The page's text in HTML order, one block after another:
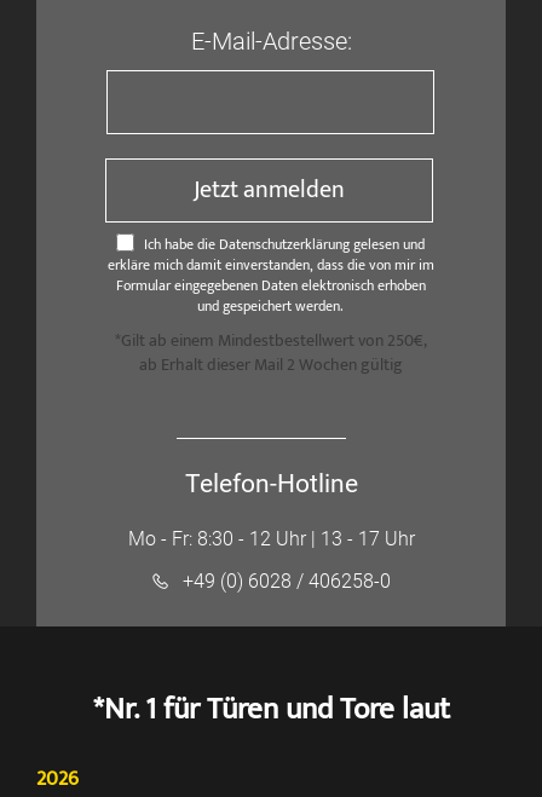
E-Mail-Adresse:
Jetzt anmelden
Ich habe die Datenschutzerklärung gelesen und
erkläre mich damit einverstanden, dass die von mir im
Formular eingegebenen Daten elektronisch erhoben
und gespeichert werden.
*Gilt ab einem Mindestbestellwert von 250€,
ab Erhalt dieser Mail 2 Wochen gültig
Telefon-Hotline
Mo - Fr: 8:30 - 12 Uhr | 13 - 17 Uhr
+49 (0) 6028 / 406258-0
*Nr. 1 für Türen und Tore laut
2026